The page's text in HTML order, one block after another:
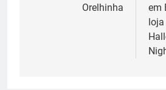
Orelhinha
em